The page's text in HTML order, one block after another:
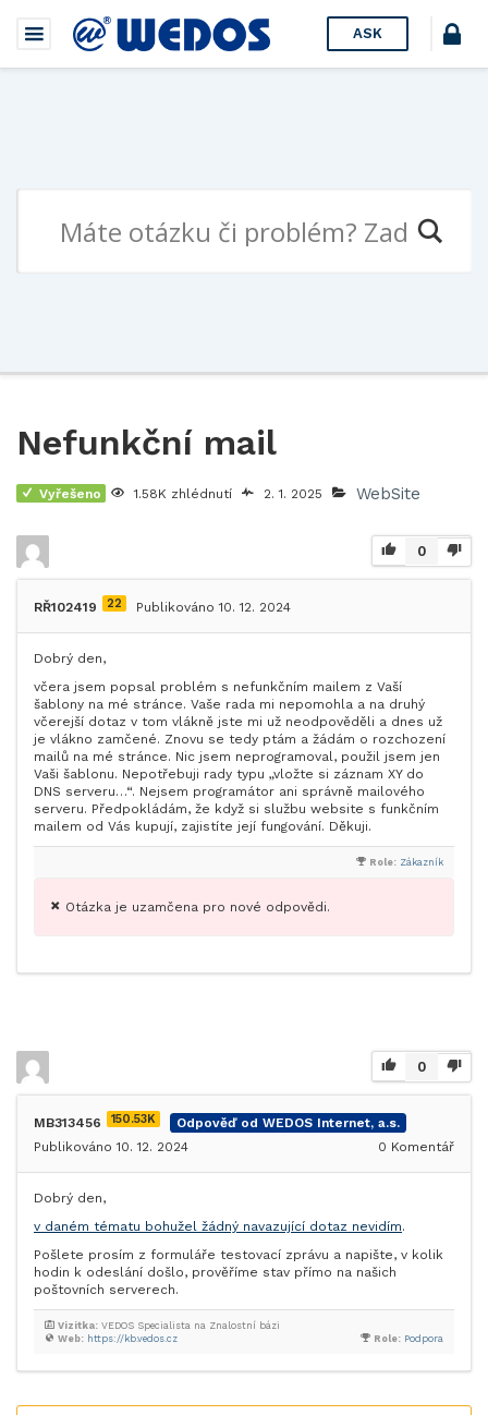
ASK
Nefunkční mail
Vyřešeno 1.58K zhlédnutí 2. 1. 2025 WebSite
0
RŘ102419 22 Publikováno 10. 12. 2024
Dobrý den,
včera jsem popsal problém s nefunkčním mailem z Vaší
šablony na mé stránce. Vaše rada mi nepomohla a na druhý
včerejší dotaz v tom vlákně jste mi už neodpověděli a dnes už
je vlákno zamčené. Znovu se tedy ptám a žádám o rozchození
mailů na mé stránce. Nic jsem neprogramoval, použil jsem jen
Vaši šablonu. Nepotřebuji rady typu „vložte si záznam XY do
DNS serveru…“. Nejsem programátor ani správně mailového
serveru. Předpokládám, že když si službu website s funkčním
mailem od Vás kupují, zajistíte její fungování. Děkuji.
Role: Zákazník
Otázka je uzamčena pro nové odpovědi.
0
MB313456 150.53K
Odpověď od WEDOS Internet, a.s.
Publikováno 10. 12. 2024
0 Komentář
Dobrý den,
v daném tématu bohužel žádný navazující dotaz nevidím.
Pošlete prosím z formuláře testovací zprávu a napište, v kolik
hodin k odeslání došlo, prověříme stav přímo na našich
poštovních serverech.
Role: Podpora
Web: https://kb.vedos.cz
Vizitka: VEDOS Specialista na Znalostní bázi